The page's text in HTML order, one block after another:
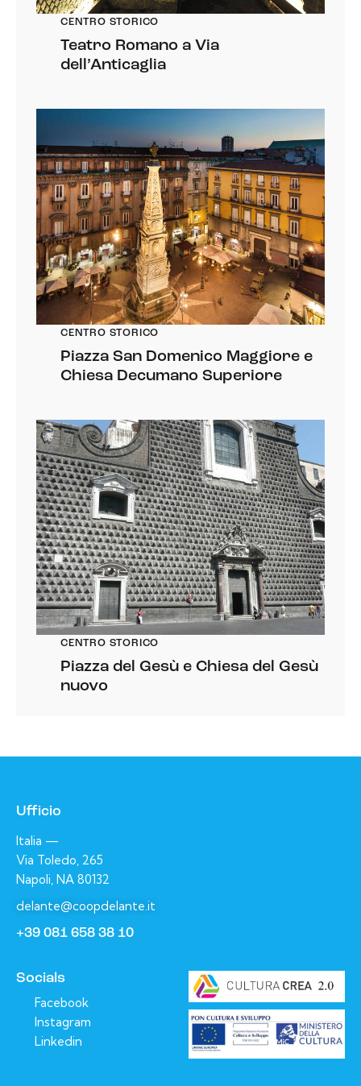
CENTRO STORICO
Teatro Romano a Via
dell’Anticaglia
CENTRO STORICO
Piazza San Domenico Maggiore e
Chiesa Decumano Superiore
CENTRO STORICO
Piazza del Gesù e Chiesa del Gesù
nuovo
Ufficio
Italia —
Via Toledo, 265
Napoli, NA 80132
delante@coopdelante.it
+39 081 658 38 10
Socials
Facebook
Instagram
Linkedin